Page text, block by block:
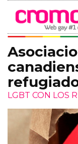
LGBT CON LOS